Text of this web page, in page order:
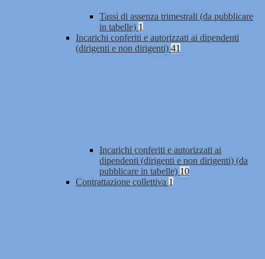
Tassi di assenza trimestrali (da pubblicare
in tabelle) 1
Incarichi conferiti e autorizzati ai dipendenti
(dirigenti e non dirigenti) 41
Incarichi conferiti e autorizzati ai
dipendenti (dirigenti e non dirigenti) (da
pubblicare in tabelle) 10
Contrattazione collettiva 1